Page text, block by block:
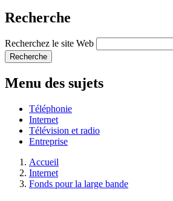
Recherche
Recherchez le site Web
Recherche
Menu des sujets
Téléphonie
Internet
Télévision et radio
Entreprise
Accueil
Internet
Fonds pour la large bande